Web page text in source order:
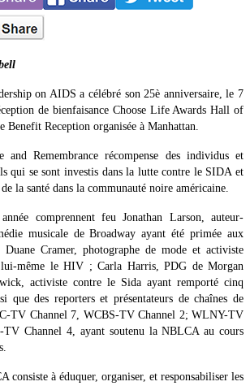
on AIDS a célébré son 25è anniversaire, le 7
de bienfaisance Choose Life Awards Hall of
Benefit Reception organisée à Manhattan.
Remembrance récompense des individus et
qui se sont investis dans la lutte contre le SIDA et
la santé dans la communauté noire américaine.
comprennent feu Jonathan Larson, auteur-
musicale de Broadway ayant été primée aux
Cramer, photographe de mode et activiste
même le HIV ; Carla Harris, PDG de Morgan
activiste contre le Sida ayant remporté cinq
que des reporters et présentateurs de chaînes de
TV Channel 7, WCBS-TV Channel 2; WLNY-TV
TV Channel 4, ayant soutenu la NBLCA au cours
consiste à éduquer, organiser, et responsabiliser les